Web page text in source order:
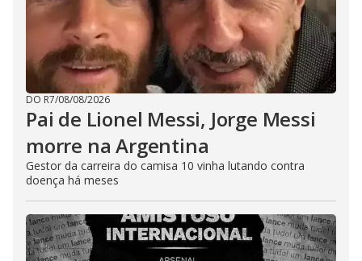
DO R7/08/08/2026
Pai de Lionel Messi, Jorge Messi
morre na Argentina
Gestor da carreira do camisa 10 vinha lutando contra
doença há meses